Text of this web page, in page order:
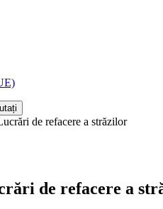
de refacere a străzilor
de refacere a